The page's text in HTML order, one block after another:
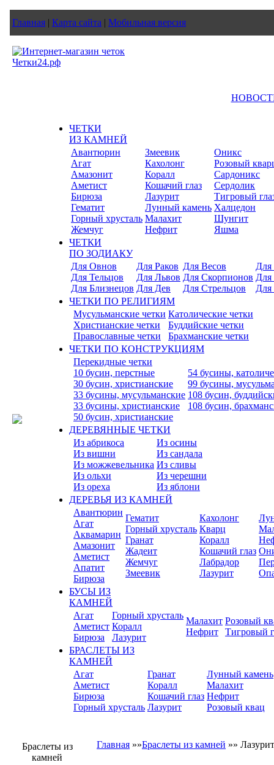
Главная | Карта сайта | Мобильная версия
ЧЕТКИ
ИЗ КАМНЕЙ
Авантюрин
Агат
Амазонит
Аметист
Бирюза
Гематит
Горный хрусталь
Жемчуг
Змеевик
Кахолонг
Коралл
Кошачий глаз
Лазурит
Лунный камень
Малахит
Нефрит
Оникс
Розовый
Сардоникс
Сердолик
Тигровый
Халцедон
Шунгит
Яшма
ЧЕТКИ
ПО ЗОДИАКУ
Для Овнов
Для Тельцов
Для Близнецов
Для Раков
Для Львов
Для Дев
Для Весов
Для Скорпионов
Для Стрельцов
Для
Для
ЧЕТКИ ПО РЕЛИГИЯМ
Мусульманские четки
Христианские четки
Православные четки
Католические четки
Буддийские четки
Брахманские четки
ЧЕТКИ ПО КОНСТРУКЦИЯМ
Перекидные четки
10 бусин, перстные
30 бусин, христианские
33 бусины, мусульманские
33 бусины, христианские
50 бусин, христианские
54 бусины,
99 бусины,
108 бусин,
108 бусин,
ДЕРЕВЯННЫЕ ЧЕТКИ
Из абрикоса
Из вишни
Из можжевельника
Из ольхи
Из ореха
Из осины
Из сандала
Из сливы
Из черешни
Из яблони
ДЕРЕВЬЯ ИЗ КАМНЕЙ
Авантюрин
Агат
Аквамарин
Амазонит
Аметист
Апатит
Бирюза
Гематит
Горный хрусталь
Гранат
Жадеит
Жемчуг
Змеевик
Кахолонг
Кварц
Коралл
Кошачий глаз
Лабрадор
Лазурит
БУСЫ ИЗ
КАМНЕЙ
Агат
Аметист
Бирюза
Горный хрусталь
Коралл
Лазурит
Малахит
Нефрит
Розовый
Тигровый
БРАСЛЕТЫ ИЗ
КАМНЕЙ
Агат
Аметист
Бирюза
Горный хрусталь
Гранат
Коралл
Кошачий глаз
Лазурит
Лунный камень
Малахит
Нефрит
Розовый квац
Браслеты из
камней
Главная »»Браслеты из камней »» Лазурит